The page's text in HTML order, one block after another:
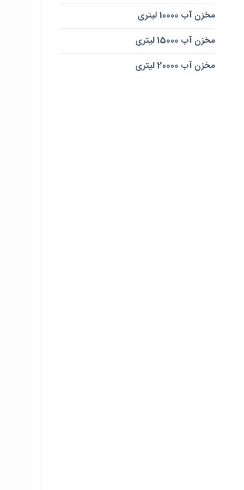
مخزن آب 10000 لیتری
مخزن آب 15000 لیتری
مخزن آب 20000 لیتری